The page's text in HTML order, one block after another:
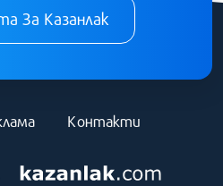
За Казанлак
Контакти